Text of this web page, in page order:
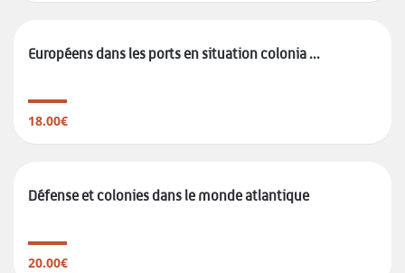
Européens dans les ports en situation colonia ...
18.00€
Défense et colonies dans le monde atlantique
20.00€